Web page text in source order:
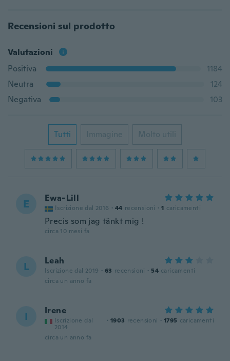
Recensioni sul prodotto
Valutazioni
Positiva
1184
Neutra
124
Negativa
103
Tutti Immagine Molto utili
E Ewa-Lill
Iscrizione dal 2016 · 44 recensioni · 1 caricamenti
Precis som jag tänkt mig !
circa 10 mesi fa
L Leah
Iscrizione dal 2019 · 63 recensioni · 54 caricamenti
circa un anno fa
I Irene
Iscrizione dal
2014
· 1903 recensioni · 1795 caricamenti
circa un anno fa